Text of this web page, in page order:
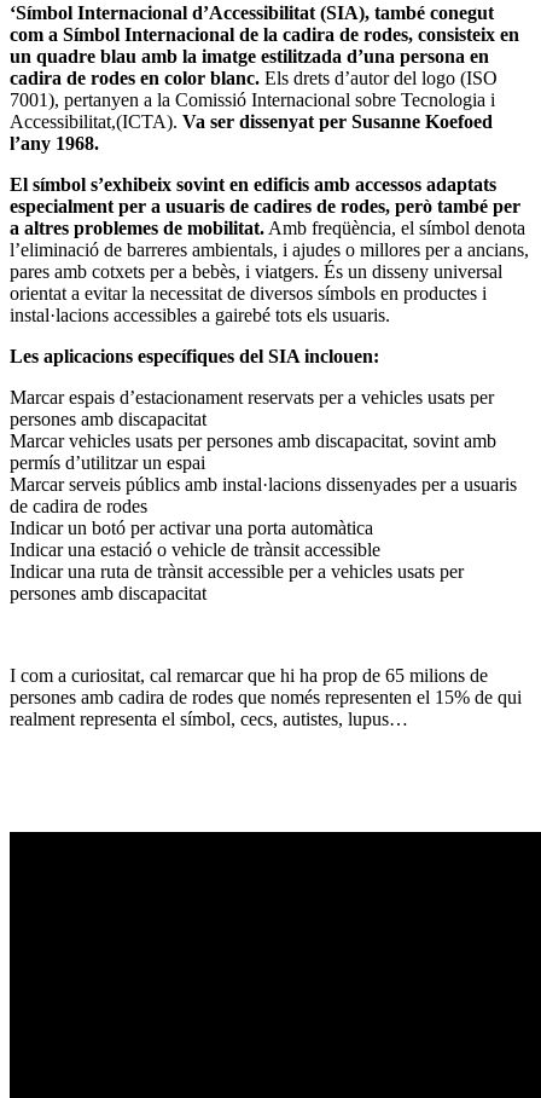
‘Símbol Internacional d’Accessibilitat (SIA), també conegut
com a Símbol Internacional de la cadira de rodes, consisteix en
un quadre blau amb la imatge estilitzada d’una persona en
cadira de rodes en color blanc. Els drets d’autor del logo (ISO
7001), pertanyen a la Comissió Internacional sobre Tecnologia i
Accessibilitat,(ICTA). Va ser dissenyat per Susanne Koefoed
l’any 1968.
El símbol s’exhibeix sovint en edificis amb accessos adaptats
especialment per a usuaris de cadires de rodes, però també per
a altres problemes de mobilitat. Amb freqüència, el símbol denota
l’eliminació de barreres ambientals, i ajudes o millores per a ancians,
pares amb cotxets per a bebès, i viatgers. És un disseny universal
orientat a evitar la necessitat de diversos símbols en productes i
instal·lacions accessibles a gairebé tots els usuaris.
Les aplicacions específiques del SIA inclouen:
Marcar espais d’estacionament reservats per a vehicles usats per
persones amb discapacitat
Marcar vehicles usats per persones amb discapacitat, sovint amb
permís d’utilitzar un espai
Marcar serveis públics amb instal·lacions dissenyades per a usuaris
de cadira de rodes
Indicar un botó per activar una porta automàtica
Indicar una estació o vehicle de trànsit accessible
Indicar una ruta de trànsit accessible per a vehicles usats per
persones amb discapacitat
I com a curiositat, cal remarcar que hi ha prop de 65 milions de
persones amb cadira de rodes que només representen el 15% de qui
realment representa el símbol, cecs, autistes, lupus…